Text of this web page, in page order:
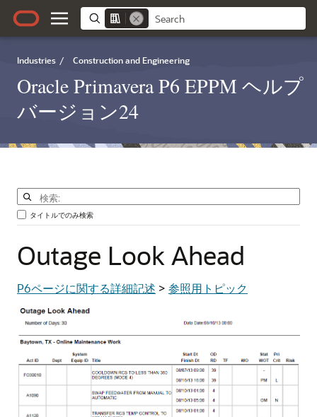
Industries / Construction and Engineering
Oracle Primavera P6 EPPM ヘルプ
バージョン24
タイトルでのみ検索
Outage Look Ahead
P6ページに関する詳細記述 > 参照用トピック